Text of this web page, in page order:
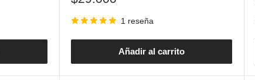
venta
1 reseña
Añadir al carrito